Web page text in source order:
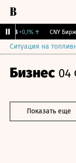
+0,1% ↑ CNY Бирж.
Ситуация на
Бизнес 04
Показать еще